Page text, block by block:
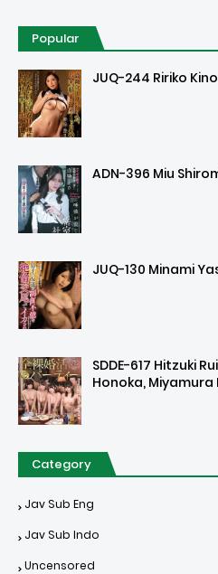
Popular
JUQ-244 Ririko
ADN-396 Miu
JUQ-130 Minami
SDDE-617 Hitzuki
Honoka, Miyamura
Category
Jav Sub Eng
Jav Sub Indo
Uncensored